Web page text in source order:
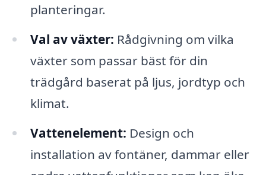
planteringar.
Val av växter: Rådgivning om vilka
växter som passar bäst för din
trädgård baserat på ljus, jordtyp och
klimat.
Vattenelement: Design och
installation av fontäner, dammar eller